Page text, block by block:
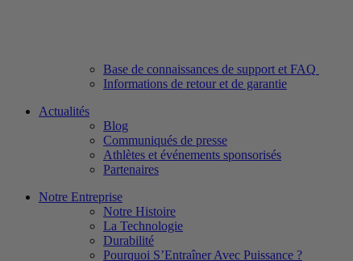
Base de connaissances de support et FAQ
Informations de retour et de garantie
Actualités
Blog
Communiqués de presse
Athlètes et événements sponsorisés
Partenaires
Notre Entreprise
Notre Histoire
La Technologie
Durabilité
Pourquoi S’Entraîner Avec Puissance ?